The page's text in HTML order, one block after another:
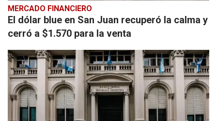
MERCADO FINANCIERO
El dólar blue en San Juan recuperó la calma y
cerró a $1.570 para la venta